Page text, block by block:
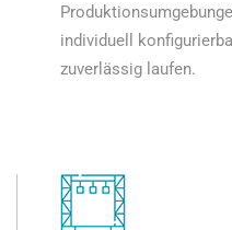
individuell
zuverlässig laufen.